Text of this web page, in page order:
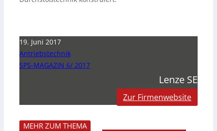
19. Juni 2017
Antriebstechnik
SPS-MAGAZIN 6/ 2017
Lenze SE
Zur Firmenwebsite
MEHR ZUM THEMA